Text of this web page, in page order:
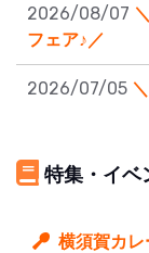
2026/08/07
フェア♪／
2026/07/05
特集・イベ
横須賀カ